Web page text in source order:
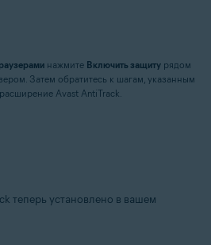
нажмите Включить защиту рядом
Затем обратитесь к шагам, указанным
Avast AntiTrack.
теперь установлено в вашем